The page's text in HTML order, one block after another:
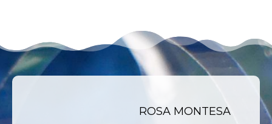
ROSA MONTESA